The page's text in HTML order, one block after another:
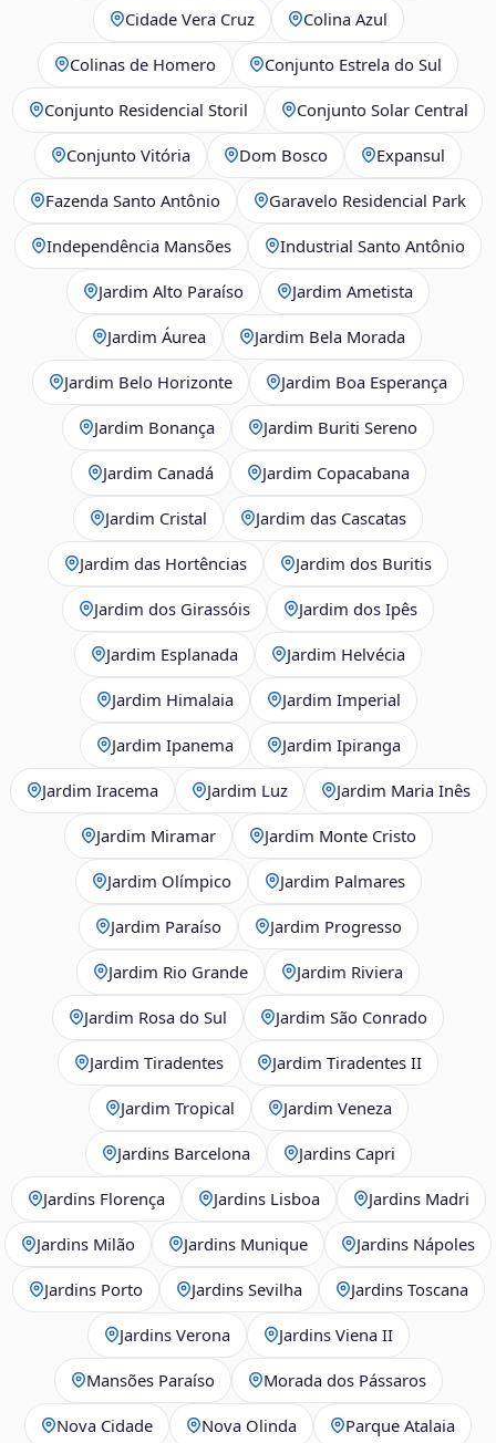
Cidade Vera Cruz Colina Azul
Colinas de Homero Conjunto Estrela do Sul
Conjunto Residencial Storil Conjunto Solar Central
Conjunto Vitória Dom Bosco Expansul
Fazenda Santo Antônio Garavelo Residencial Park
Independência Mansões Industrial Santo Antônio
Jardim Alto Paraíso Jardim Ametista
Jardim Áurea Jardim Bela Morada
Jardim Belo Horizonte Jardim Boa Esperança
Jardim Bonança Jardim Buriti Sereno
Jardim Canadá Jardim Copacabana
Jardim Cristal Jardim das Cascatas
Jardim das Hortências Jardim dos Buritis
Jardim dos Girassóis Jardim dos Ipês
Jardim Esplanada Jardim Helvécia
Jardim Himalaia Jardim Imperial
Jardim Ipanema Jardim Ipiranga
Jardim Iracema Jardim Luz Jardim Maria Inês
Jardim Miramar Jardim Monte Cristo
Jardim Olímpico Jardim Palmares
Jardim Paraíso Jardim Progresso
Jardim Rio Grande Jardim Riviera
Jardim Rosa do Sul Jardim São Conrado
Jardim Tiradentes Jardim Tiradentes II
Jardim Tropical Jardim Veneza
Jardins Barcelona Jardins Capri
Jardins Florença Jardins Lisboa Jardins Madri
Jardins Milão Jardins Munique Jardins Nápoles
Jardins Porto Jardins Sevilha Jardins Toscana
Jardins Verona Jardins Viena II
Mansões Paraíso Morada dos Pássaros
Nova Cidade Nova Olinda Parque Atalaia